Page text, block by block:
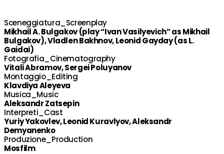
Sceneggiatura_Screenplay
Mikhail A. Bulgakov (play “Ivan Vasilyevich” as Mikhail
Bulgakov), Vladlen Bakhnov, Leonid Gayday (as L.
Gaidai)
Fotografia_Cinematography
Vitali Abramov, Sergei Poluyanov
Montaggio_Editing
Klavdiya Aleyeva
Musica_Music
Aleksandr Zatsepin
Interpreti_Cast
Yuriy Yakovlev, Leonid Kuravlyov, Aleksandr
Demyanenko
Produzione_Production
Mosfilm